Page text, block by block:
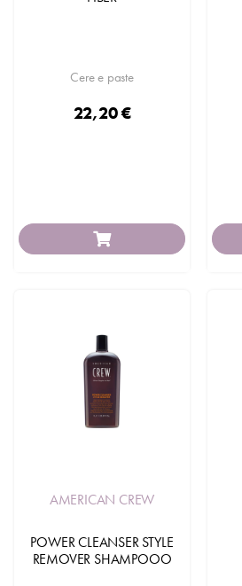
Cere e paste
22,20 €
AMERICAN CREW
POWER CLEANSER STYLE
REMOVER SHAMPOOO